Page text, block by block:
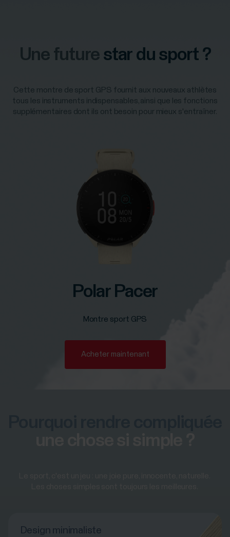
Une future star du sport ?
Cette montre de sport GPS fournit aux nouveaux athlètes
tous les instruments indispensables, ainsi que les fonctions
supplémentaires dont ils ont besoin pour mieux s'entraîner.
Polar Pacer
Montre sport GPS
Acheter maintenant
Design minimaliste